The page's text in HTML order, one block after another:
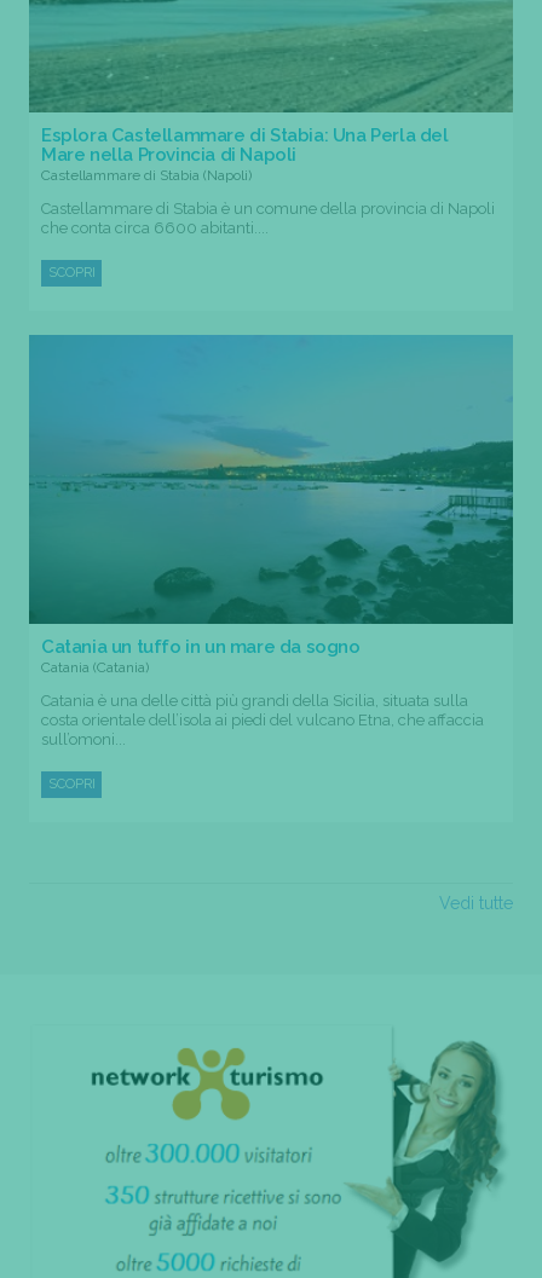
Esplora Castellammare di Stabia: Una Perla del
Mare nella Provincia di Napoli
Castellammare di Stabia (Napoli)
Castellammare di Stabia è un comune della provincia di Napoli
che conta circa 6600 abitanti....
SCOPRI
Catania un tuffo in un mare da sogno
Catania (Catania)
Catania è una delle città più grandi della Sicilia, situata sulla
costa orientale dell’isola ai piedi del vulcano Etna, che affaccia
sull’omoni...
SCOPRI
Vedi tutte